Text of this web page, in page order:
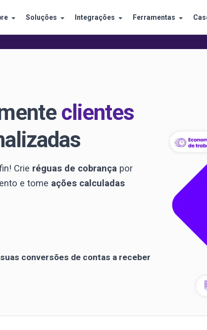
Soluções Integrações Ferramentas
clientes
Crie réguas de cobrançapor
e tome ações calculadas
conversões de contas a receber